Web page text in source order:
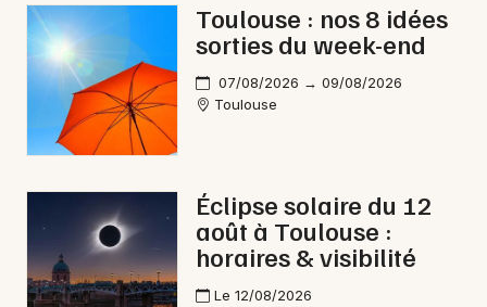
Toulouse : nos 8 idées
sorties du week-end
07/08/2026 → 09/08/2026
Toulouse
Éclipse solaire du 12
août à Toulouse :
horaires & visibilité
Le 12/08/2026